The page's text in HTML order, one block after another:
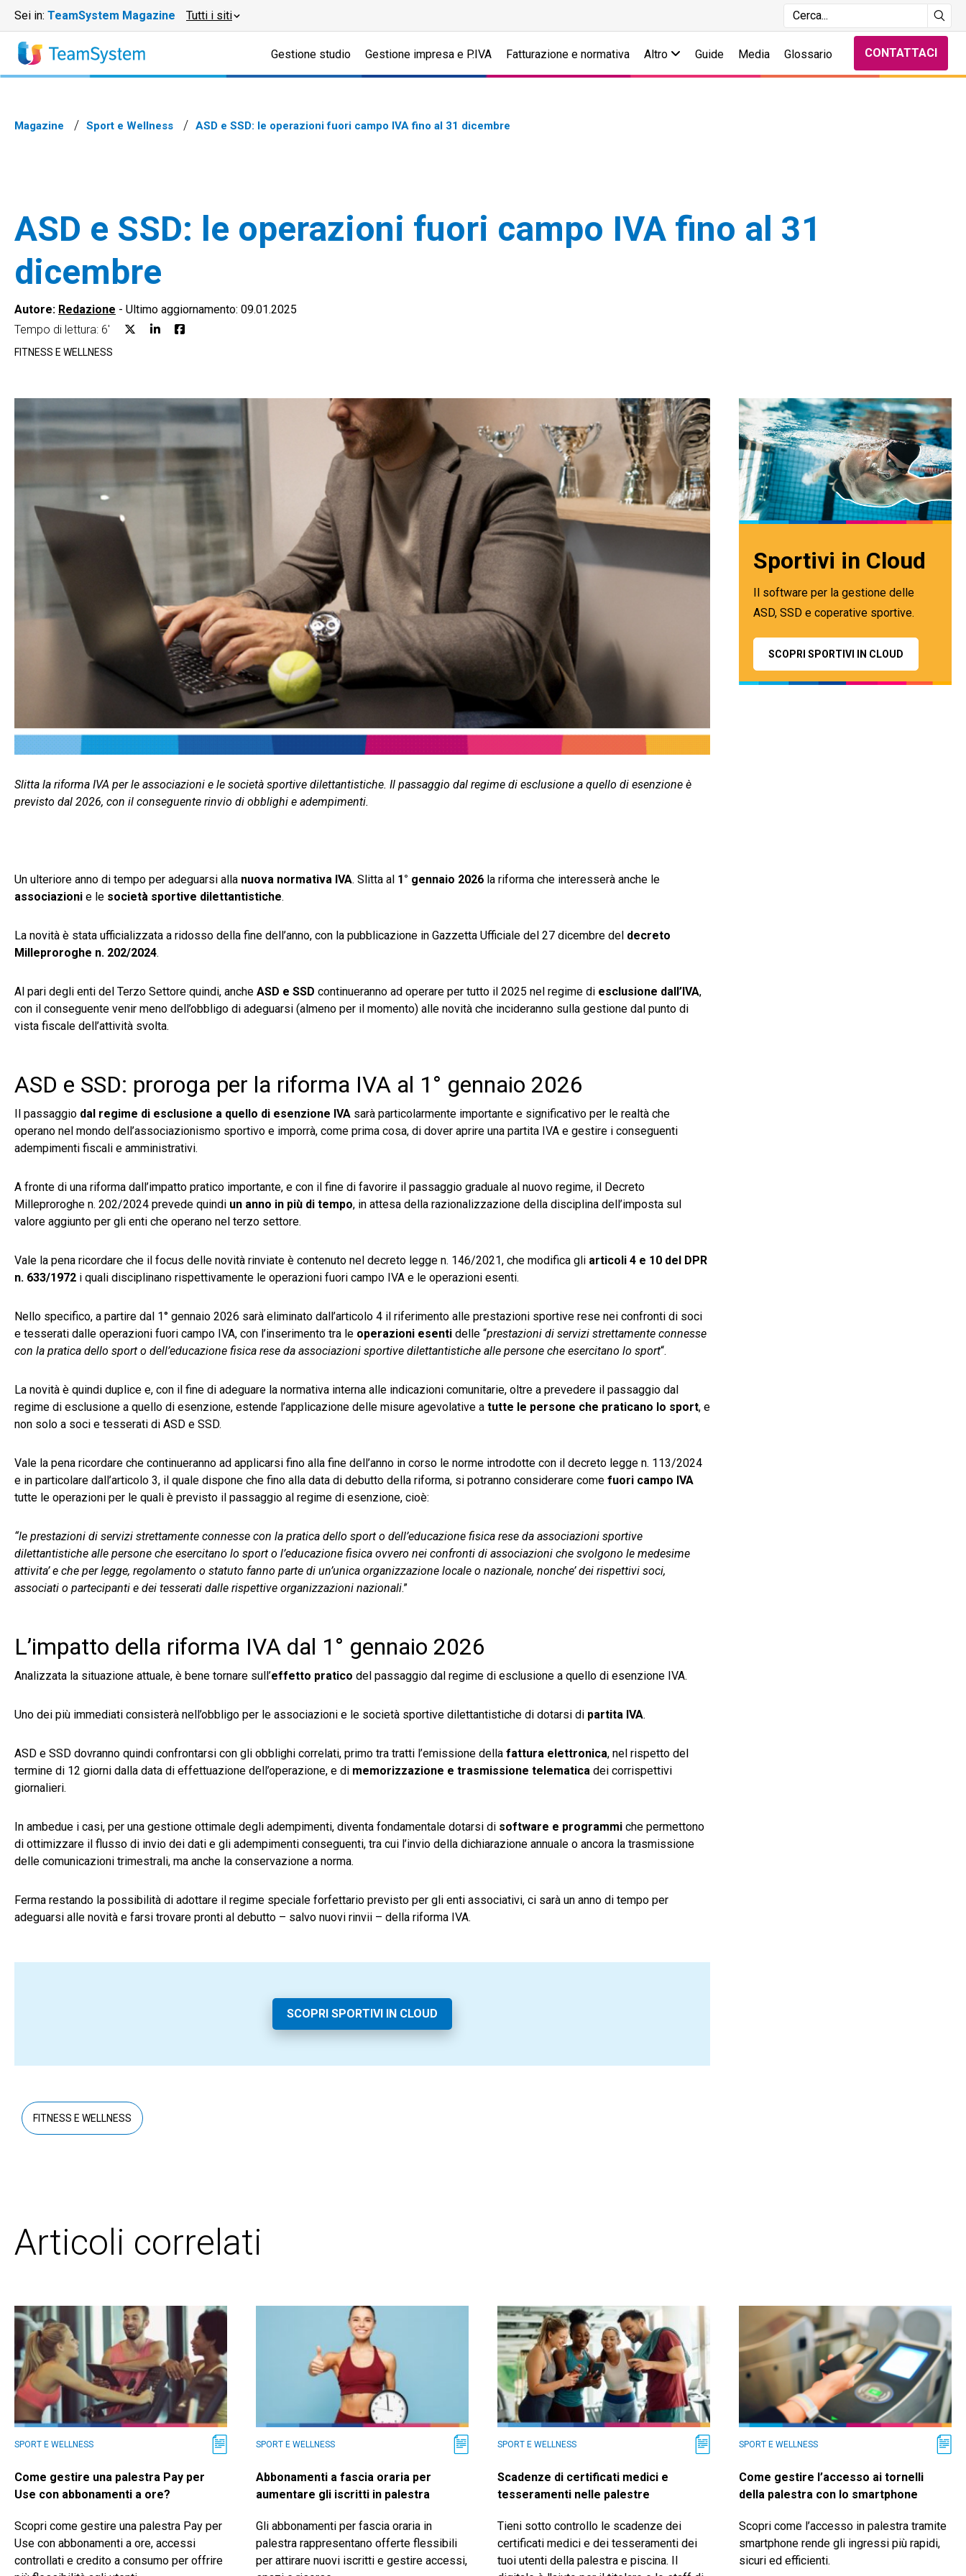
Sei in: TeamSystem Magazine Tutti i siti
Gestione studio Gestione impresa e P.IVA Fatturazione e normativa Altro Guide Media Glossario CONTATTACI
Magazine Sport e Wellness ASD e SSD: le operazioni fuori campo IVA fino al 31 dicembre
ASD e SSD: le operazioni fuori campo IVA fino al 31
dicembre
Autore: Redazione - Ultimo aggiornamento: 09.01.2025
Tempo di lettura: 6'
FITNESS E WELLNESS
Slitta la riforma IVA per le associazioni e le società sportive dilettantistiche. Il passaggio dal regime di esclusione a quello di esenzione è
previsto dal 2026, con il conseguente rinvio di obblighi e adempimenti.
Un ulteriore anno di tempo per adeguarsi alla nuova normativa IVA. Slitta al 1° gennaio 2026 la riforma che interesserà anche le
associazioni e le società sportive dilettantistiche.
La novità è stata ufficializzata a ridosso della fine dell’anno, con la pubblicazione in Gazzetta Ufficiale del 27 dicembre del decreto
Milleproroghe n. 202/2024.
Al pari degli enti del Terzo Settore quindi, anche ASD e SSD continueranno ad operare per tutto il 2025 nel regime di esclusione dall’IVA,
con il conseguente venir meno dell’obbligo di adeguarsi (almeno per il momento) alle novità che incideranno sulla gestione dal punto di
vista fiscale dell’attività svolta.
ASD e SSD: proroga per la riforma IVA al 1° gennaio 2026
Il passaggio dal regime di esclusione a quello di esenzione IVA sarà particolarmente importante e significativo per le realtà che
operano nel mondo dell’associazionismo sportivo e imporrà, come prima cosa, di dover aprire una partita IVA e gestire i conseguenti
adempimenti fiscali e amministrativi.
A fronte di una riforma dall’impatto pratico importante, e con il fine di favorire il passaggio graduale al nuovo regime, il Decreto
Milleproroghe n. 202/2024 prevede quindi un anno in più di tempo, in attesa della razionalizzazione della disciplina dell’imposta sul
valore aggiunto per gli enti che operano nel terzo settore.
Vale la pena ricordare che il focus delle novità rinviate è contenuto nel decreto legge n. 146/2021, che modifica gli articoli 4 e 10 del DPR
n. 633/1972 i quali disciplinano rispettivamente le operazioni fuori campo IVA e le operazioni esenti.
Nello specifico, a partire dal 1° gennaio 2026 sarà eliminato dall’articolo 4 il riferimento alle prestazioni sportive rese nei confronti di soci
e tesserati dalle operazioni fuori campo IVA, con l’inserimento tra le operazioni esenti delle “prestazioni di servizi strettamente connesse
con la pratica dello sport o dell’educazione fisica rese da associazioni sportive dilettantistiche alle persone che esercitano lo sport“.
La novità è quindi duplice e, con il fine di adeguare la normativa interna alle indicazioni comunitarie, oltre a prevedere il passaggio dal
regime di esclusione a quello di esenzione, estende l’applicazione delle misure agevolative a tutte le persone che praticano lo sport, e
non solo a soci e tesserati di ASD e SSD.
Vale la pena ricordare che continueranno ad applicarsi fino alla fine dell’anno in corso le norme introdotte con il decreto legge n. 113/2024
e in particolare dall’articolo 3, il quale dispone che fino alla data di debutto della riforma, si potranno considerare come fuori campo IVA
tutte le operazioni per le quali è previsto il passaggio al regime di esenzione, cioè:
“le prestazioni di servizi strettamente connesse con la pratica dello sport o dell’educazione fisica rese da associazioni sportive
dilettantistiche alle persone che esercitano lo sport o l’educazione fisica ovvero nei confronti di associazioni che svolgono le medesime
attivita’ e che per legge, regolamento o statuto fanno parte di un’unica organizzazione locale o nazionale, nonche’ dei rispettivi soci,
associati o partecipanti e dei tesserati dalle rispettive organizzazioni nazionali.”
L’impatto della riforma IVA dal 1° gennaio 2026
Analizzata la situazione attuale, è bene tornare sull’effetto pratico del passaggio dal regime di esclusione a quello di esenzione IVA.
Uno dei più immediati consisterà nell’obbligo per le associazioni e le società sportive dilettantistiche di dotarsi di partita IVA.
ASD e SSD dovranno quindi confrontarsi con gli obblighi correlati, primo tra tratti l’emissione della fattura elettronica, nel rispetto del
termine di 12 giorni dalla data di effettuazione dell’operazione, e di memorizzazione e trasmissione telematica dei corrispettivi
giornalieri.
In ambedue i casi, per una gestione ottimale degli adempimenti, diventa fondamentale dotarsi di software e programmi che permettono
di ottimizzare il flusso di invio dei dati e gli adempimenti conseguenti, tra cui l’invio della dichiarazione annuale o ancora la trasmissione
delle comunicazioni trimestrali, ma anche la conservazione a norma.
Ferma restando la possibilità di adottare il regime speciale forfettario previsto per gli enti associativi, ci sarà un anno di tempo per
adeguarsi alle novità e farsi trovare pronti al debutto – salvo nuovi rinvii – della riforma IVA.
SCOPRI SPORTIVI IN CLOUD
FITNESS E WELLNESS
Sportivi in Cloud
Il software per la gestione delle
ASD, SSD e coperative sportive.
SCOPRI SPORTIVI IN CLOUD
Articoli correlati
SPORT E WELLNESS
Come gestire una palestra Pay per
Use con abbonamenti a ore?
Scopri come gestire una palestra Pay per
Use con abbonamenti a ore, accessi
controllati e credito a consumo per offrire
SPORT E WELLNESS
Abbonamenti a fascia oraria per
aumentare gli iscritti in palestra
Gli abbonamenti per fascia oraria in
palestra rappresentano offerte flessibili
per attirare nuovi iscritti e gestire accessi,
SPORT E WELLNESS
Scadenze di certificati medici e
tesseramenti nelle palestre
Tieni sotto controllo le scadenze dei
certificati medici e dei tesseramenti dei
tuoi utenti della palestra e piscina. Il
SPORT E WELLNESS
Come gestire l’accesso ai tornelli
della palestra con lo smartphone
Scopri come l’accesso in palestra tramite
smartphone rende gli ingressi più rapidi,
sicuri ed efficienti.